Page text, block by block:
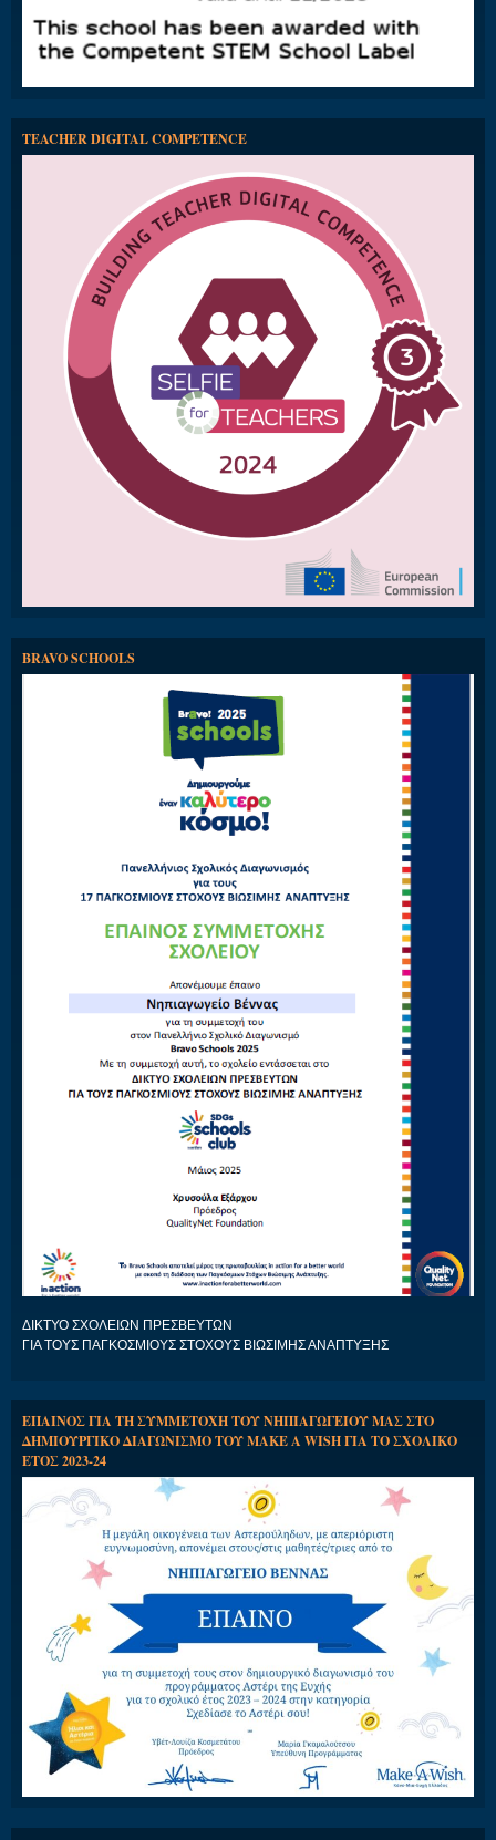
TEACHER DIGITAL COMPETENCE
BRAVO SCHOOLS
ΔΙΚΤΥΟ ΣΧΟΛΕΙΩΝ ΠΡΕΣΒΕΥΤΩΝ
ΓΙΑ ΤΟΥΣ ΠΑΓΚΟΣΜΙΟΥΣ ΣΤΟΧΟΥΣ ΒΙΩΣΙΜΗΣ ΑΝΑΠΤΥΞΗΣ
ΕΠΑΙΝΟΣ ΓΙΑ ΤΗ ΣΥΜΜΕΤΟΧΗ ΤΟΥ ΝΗΠΙΑΓΩΓΕΙΟΥ ΜΑΣ ΣΤΟ
ΔΗΜΙΟΥΡΓΙΚΟ ΔΙΑΓΩΝΙΣΜΟ ΤΟΥ MAKE A WISH ΓΙΑ ΤΟ ΣΧΟΛΙΚΟ
ΕΤΟΣ 2023-24